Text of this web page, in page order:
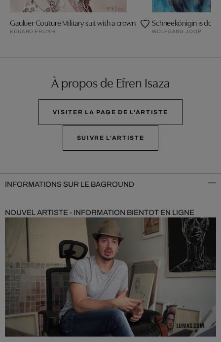
Gaultier Couture Military suit with a crown
EDUARD ERLIKH
Schneekönigin is
WOLFGANG JOOP
À propos de Efren Isaza
VISITER LA PAGE DE L'ARTISTE
SUIVRE L'ARTISTE
INFORMATIONS SUR LE BAGROUND
NOUVEL ARTISTE - INFORMATION BIENTOT EN LIGNE